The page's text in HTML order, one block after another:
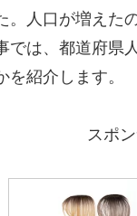
。人口が増えた
では、都道府県
紹介します。
スポ